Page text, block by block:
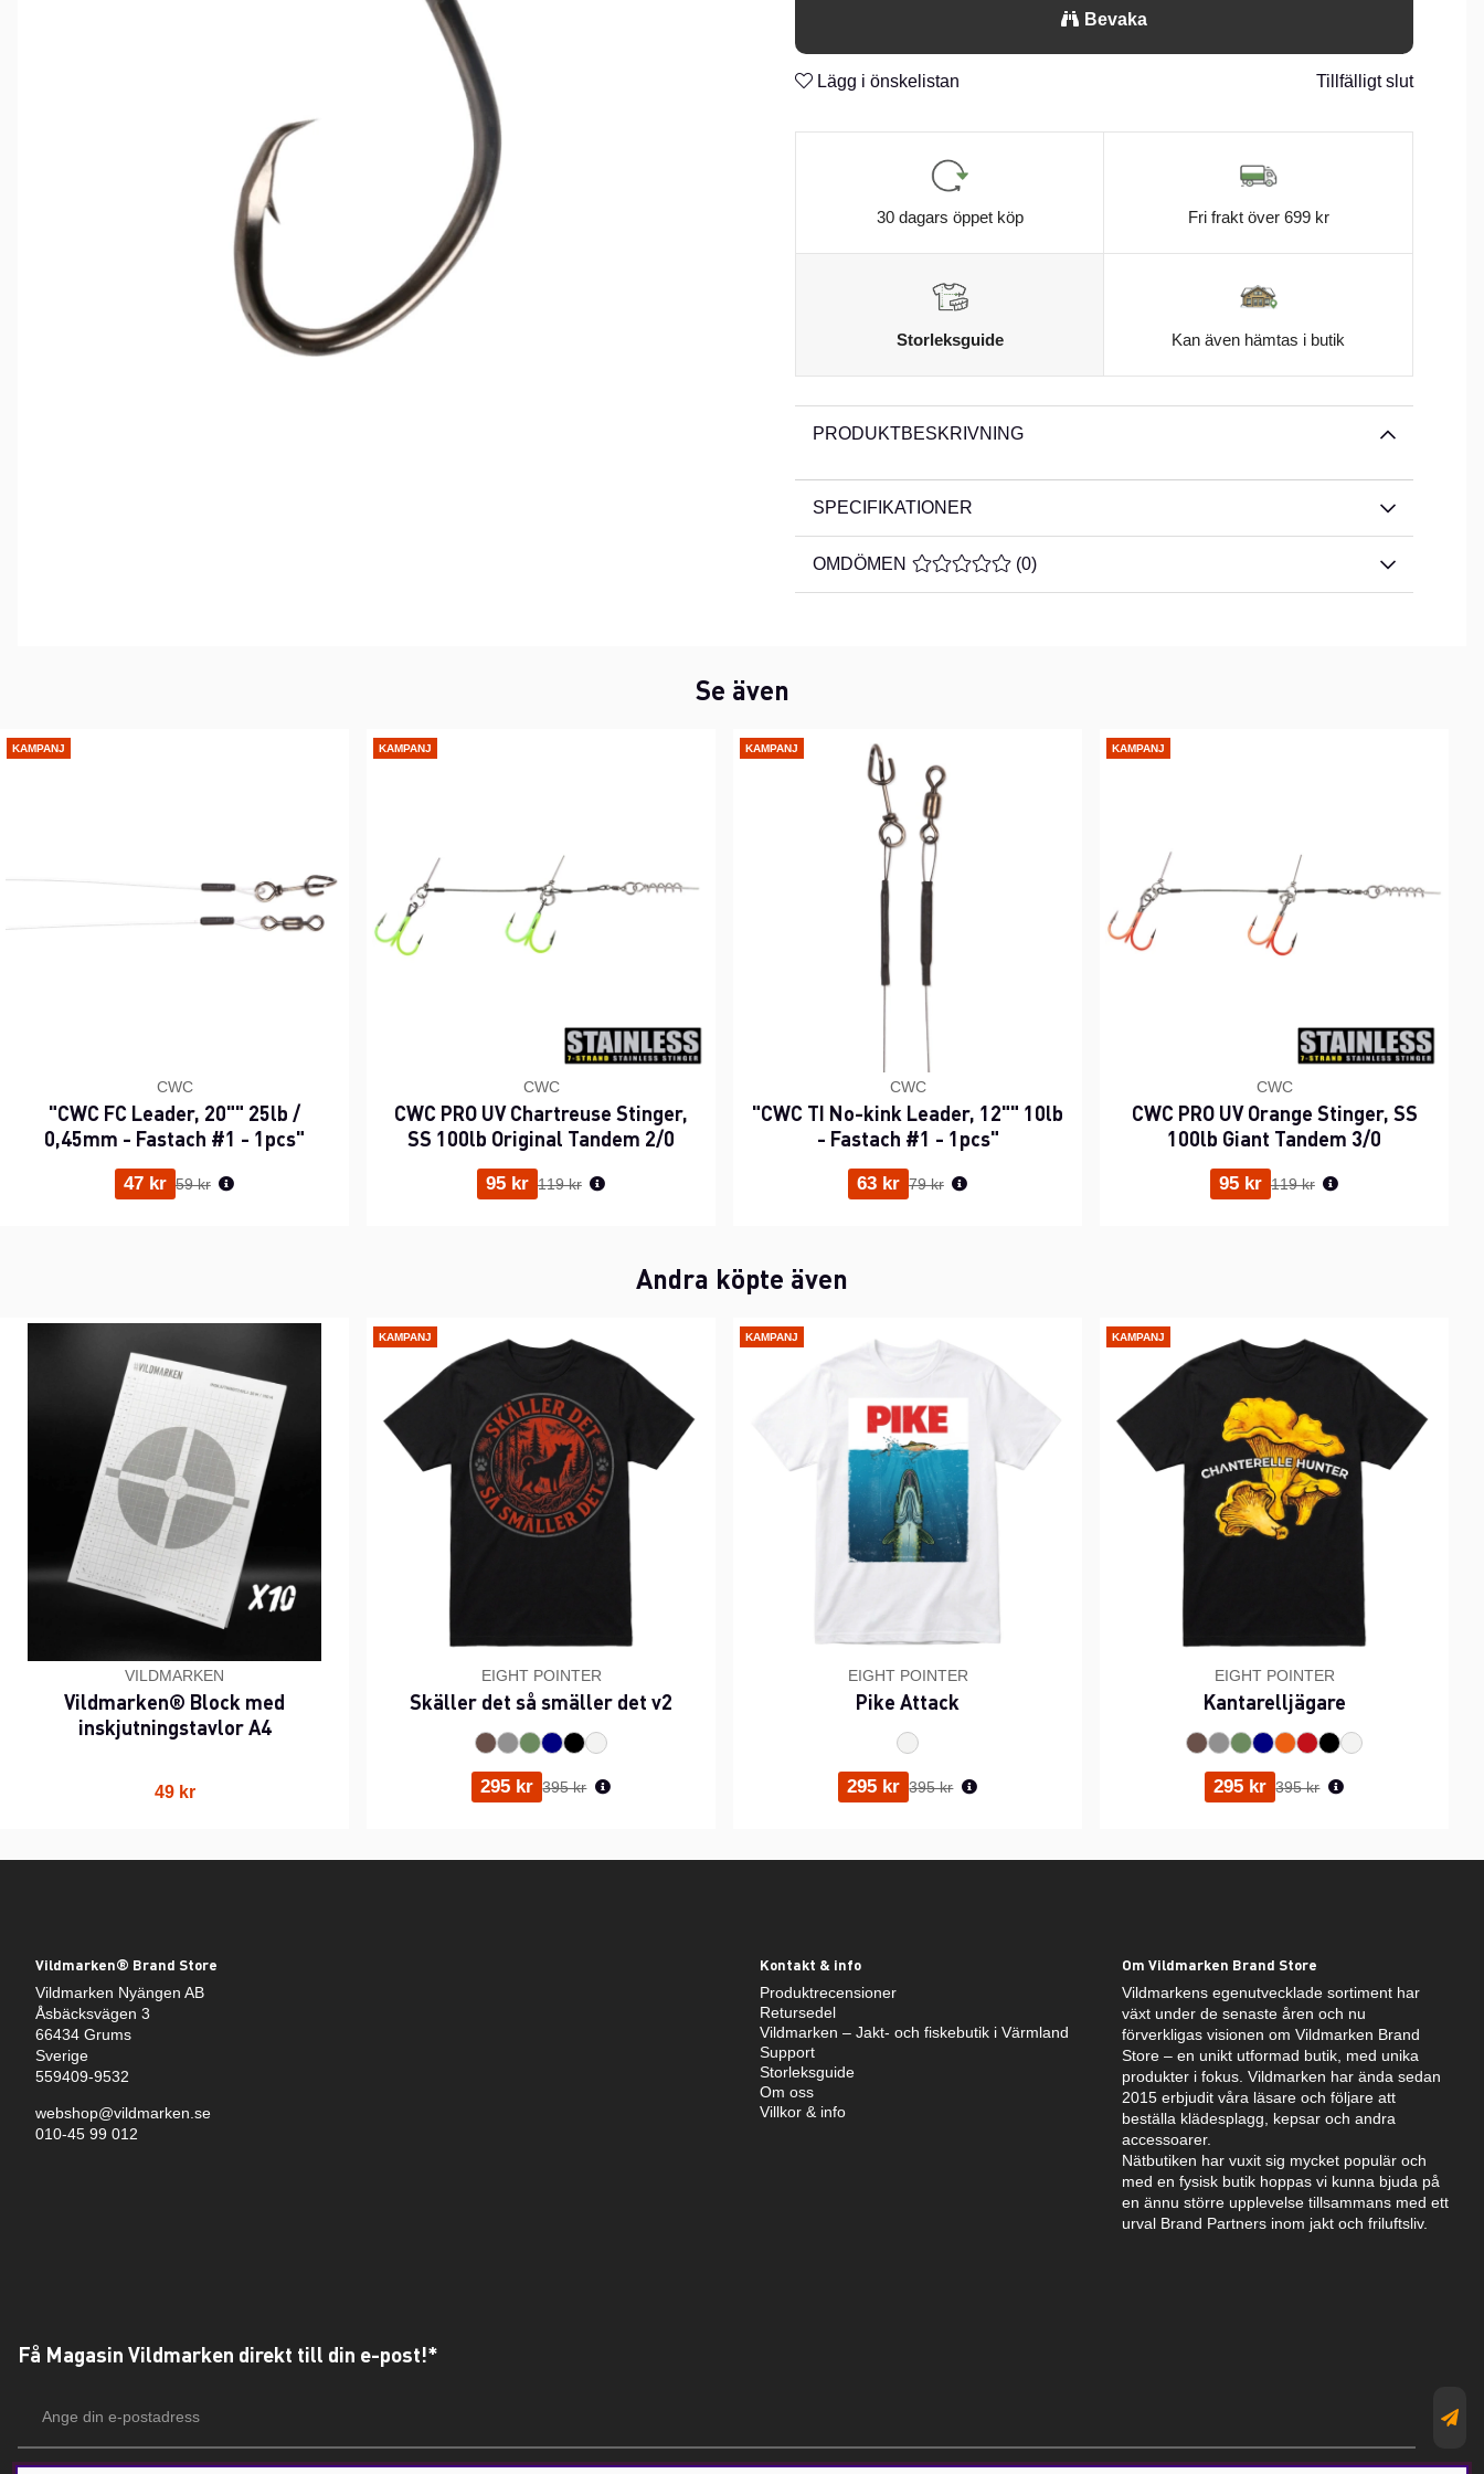
n
Corrosion-Resistant
n
n
Ballbearing Swivel
Bevaka
Lägg i önskelistan Tillfälligt slut
30 dagars öppet köp Fri frakt över 699 kr
Storleksguide Kan även hämtas i butik
PRODUKTBESKRIVNING
SPECIFIKATIONER
OMDÖMEN MEDELBETYG 0 AV 5 ANTAL BETYG 0
(0)
Se även
KAMPANJ
CWC
"CWC FC Leader, 20"" 25lb /
0,45mm - Fastach #1 - 1pcs"
47 kr Ordinarie pris:
59 kr
KAMPANJ
CWC
CWC PRO UV Chartreuse Stinger,
SS 100lb Original Tandem 2/0
95 kr Ordinarie pris:
119 kr
KAMPANJ
CWC
"CWC TI No-kink Leader, 12"" 10lb
- Fastach #1 - 1pcs"
63 kr Ordinarie pris:
79 kr
KAMPANJ
CWC
CWC PRO UV Orange Stinger, SS
100lb Giant Tandem 3/0
95 kr Ordinarie pris:
119 kr
Andra köpte även
VILDMARKEN
Vildmarken® Block med
inskjutningstavlor A4
49 kr
KAMPANJ
EIGHT POINTER
Skäller det så smäller det v2
295 kr Ordinarie pris:
395 kr
KAMPANJ
EIGHT POINTER
Pike Attack
295 kr Ordinarie pris:
395 kr
KAMPANJ
EIGHT POINTER
Kantarelljägare
295 kr Ordinarie pris:
395 kr
Vildmarken® Brand Store
Vildmarken Nyängen AB
Åsbäcksvägen 3
66434 Grums
Sverige
559409-9532
webshop@vildmarken.se
010-45 99 012
Kontakt & info
Produktrecensioner
Retursedel
Vildmarken – Jakt- och fiskebutik i Värmland
Support
Storleksguide
Om oss
Villkor & info
Om Vildmarken Brand Store
Vildmarkens egenutvecklade sortiment har
växt under de senaste åren och nu
förverkligas visionen om Vildmarken Brand
Store – en unikt utformad butik, med unika
produkter i fokus. Vildmarken har ända sedan
2015 erbjudit våra läsare och följare att
beställa klädesplagg, kepsar och andra
accessoarer.
Nätbutiken har vuxit sig mycket populär och
med en fysisk butik hoppas vi kunna bjuda på
en ännu större upplevelse tillsammans med ett
urval Brand Partners inom jakt och friluftsliv.
Få Magasin Vildmarken direkt till din e-post!*
postadress